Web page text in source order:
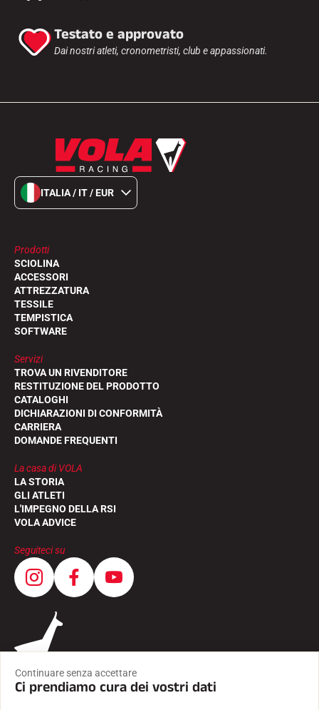
Testato e approvato
Dai nostri atleti, cronometristi, club e appassionati.
ITALIA / IT / EUR
Prodotti
SCIOLINA
ACCESSORI
ATTREZZATURA
TESSILE
TEMPISTICA
SOFTWARE
Servizi
TROVA UN RIVENDITORE
RESTITUZIONE DEL PRODOTTO
CATALOGHI
DICHIARAZIONI DI CONFORMITÀ
CARRIERA
DOMANDE FREQUENTI
La casa di VOLA
LA STORIA
GLI ATLETI
L'IMPEGNO DELLA RSI
VOLA ADVICE
Seguiteci su
Continuare senza accettare
Ci prendiamo cura dei vostri dati